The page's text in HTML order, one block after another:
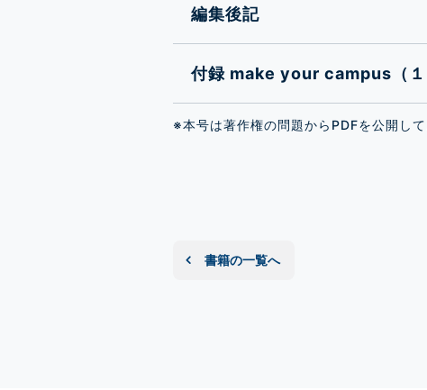
編集後記
付録 make your campus（
※本号は著作権の問題からPDFを公開し
書籍の一覧へ